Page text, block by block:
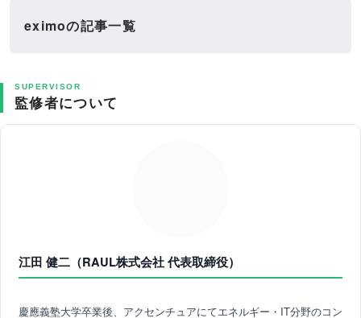
eximoの記事一覧
SUPERVISOR
監修者について
江田 健二（RAUL株式会社 代表取締役）
慶應義塾大学卒業後、アクセンチュアにてエネルギー・IT分野のコン